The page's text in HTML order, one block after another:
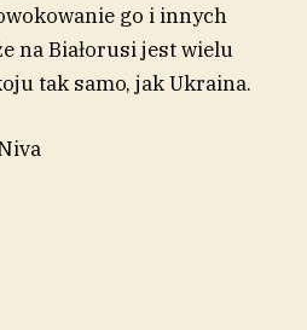
go i innych
na Białorusi jest wielu
tak samo, jak Ukraina.